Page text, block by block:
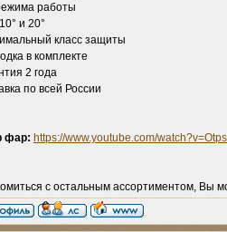
работы
и 20°
класс защиты
в комплекте
2 года
по всей России
фар: https://www.youtube.com/
с остальным ассортиментом, Вы